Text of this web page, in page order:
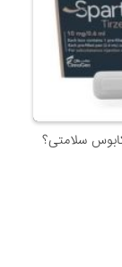
کابوس سلامتی؟